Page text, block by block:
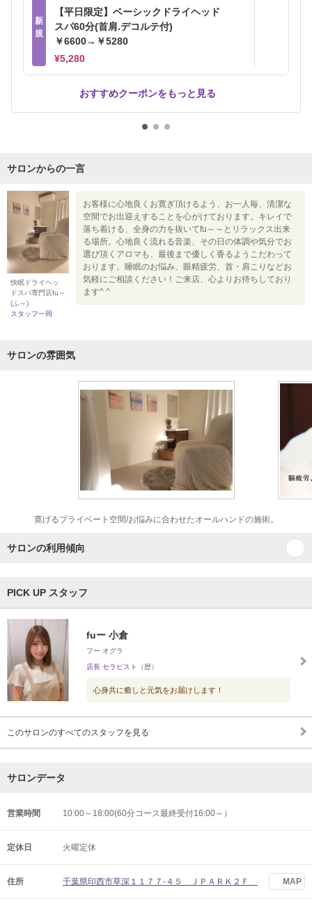
新
規
【平日限定】ベーシックドライヘッド
スパ60分(首肩.デコルテ付)
￥6600→￥5280
¥5,280
おすすめクーポンをもっと見る
サロンからの一言
快眠ドライヘッ
ドスパ専門店fu～
(ふ～)
スタッフ一同
お客様に心地良くお寛ぎ頂けるよう、お一人毎、清潔な
空間でお出迎えすることを心がけております。キレイで
落ち着ける、全身の力を抜いてfu～～とリラックス出来
る場所。心地良く流れる音楽、その日の体調や気分でお
選び頂くアロマも、最後まで優しく香るようこだわって
おります。睡眠のお悩み、眼精疲労、首・肩こりなどお
気軽にご相談ください！ご来店、心よりお待ちしており
ます^ ^
サロンの雰囲気
寛げるプライベート空間/お悩みに合わせたオールハンドの施術。
サロンの利用傾向
PICK UP スタッフ
fuー 小倉
フー オグラ
店長 セラピスト （歴）
心身共に癒しと元気をお届けします！
このサロンのすべてのスタッフを見る
サロンデータ
営業時間 10:00～18:00(60分コース最終受付16:00～）
定休日 火曜定休
住所 千葉県印西市草深１１７７‐４５ ＪＰＡＲＫ２Ｆ MAP